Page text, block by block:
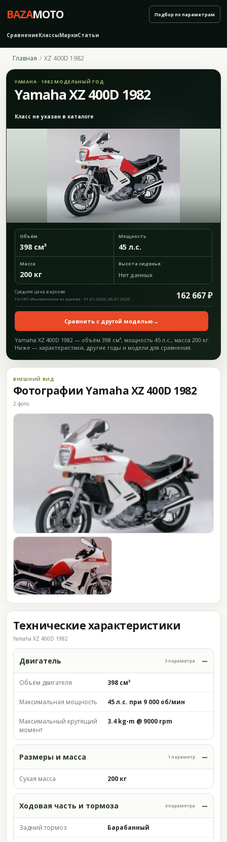
BAZAMOTO
СравнениеКлассыМаркиСтатьи
Подбор по параметрам
Главная XZ 400D 1982
YAMAHA · 1982 МОДЕЛЬНЫЙ ГОД
Yamaha XZ 400D 1982
Класс не указан в каталоге
Объём
398 см³
Мощность
45 л.с.
Масса
200 кг
Высота сиденья
Нет данных
Средняя цена в архиве 162 667 ₽
По 985 объявлениям из архива · 31.01.2020–20.07.2026
Сравнить с другой моделью →
Yamaha XZ 400D 1982 — объём 398 см³, мощность 45 л.с., масса 200 кг.
Ниже — характеристики, другие годы и модели для сравнения.
ВНЕШНИЙ ВИД
Фотографии Yamaha XZ 400D 1982
2 фото
Технические характеристики
Yamaha XZ 400D 1982
Двигатель 3 параметра
Объём двигателя 398 см³
Максимальная мощность 45 л.с. при 9 000 об/мин
Максимальный крутящий
момент
3.4 kg-m @ 9000 rpm
Размеры и масса 1 параметр
Сухая масса 200 кг
Ходовая часть и тормоза 4 параметра
Задний тормоз Барабанный